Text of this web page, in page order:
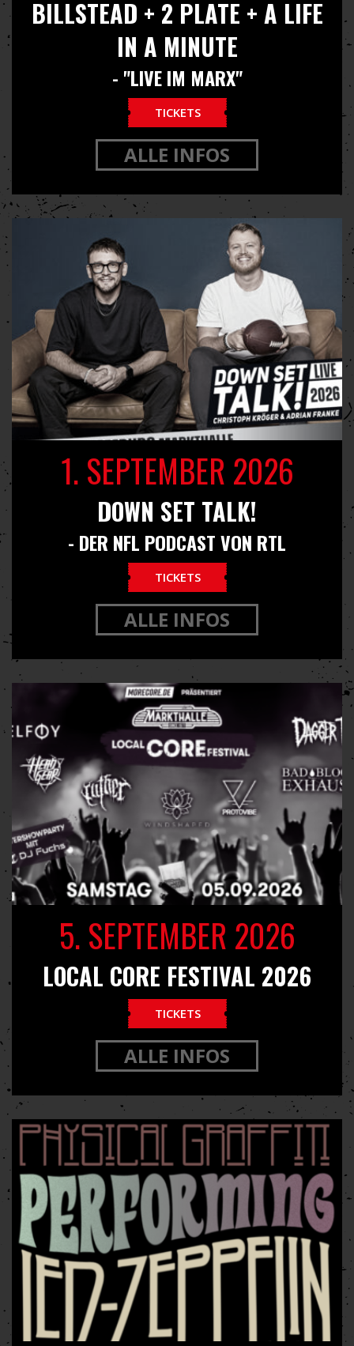
BILLSTEAD + 2 PLATE + A LIFE
IN A MINUTE
- "LIVE IM MARX"
TICKETS
ALLE INFOS
1. SEPTEMBER 2026
DOWN SET TALK!
- DER NFL PODCAST VON RTL
TICKETS
ALLE INFOS
5. SEPTEMBER 2026
LOCAL CORE FESTIVAL 2026
TICKETS
ALLE INFOS